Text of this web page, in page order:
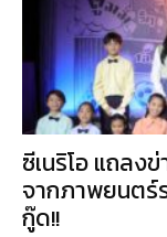
ซีเนริโอ แถลง
จากภาพยนตร์
กู๊ด!!